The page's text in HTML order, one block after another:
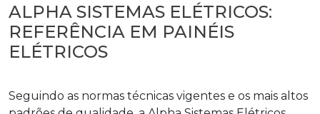
ALPHA SISTEMAS ELÉTRICOS:
REFERÊNCIA EM PAINÉIS
ELÉTRICOS
Seguindo as normas técnicas vigentes e os mais altos